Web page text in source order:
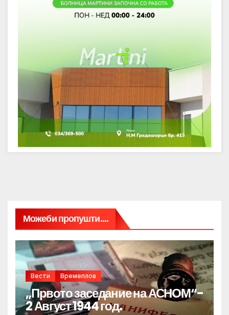
Можеби пропушти....
Вести Времеплов
„Првото заседание на АСНОМ“-
2 Август 1944 год.